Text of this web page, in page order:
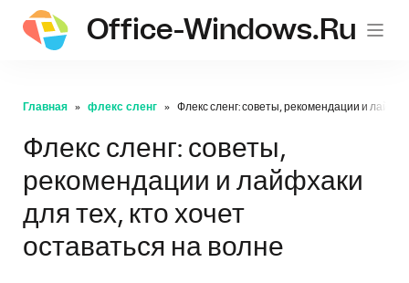
Office-Windows.ru
Главная флекс сленг Флекс сленг: советы, рекомендации и
Флекс сленг: советы,
рекомендации и лайфхаки
для тех, кто хочет
оставаться на волне